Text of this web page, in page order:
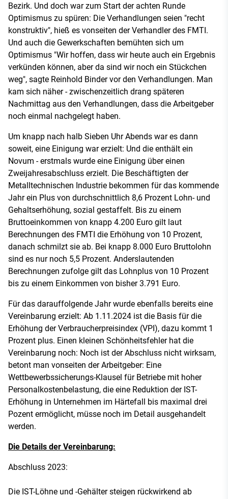
Bezirk. Und doch war zum Start der achten Runde
Optimismus zu spüren: Die Verhandlungen seien "recht
konstruktiv", hieß es vonseiten der Verhandler des FMTI.
Und auch die Gewerkschaften bemühten sich um
Optimismus "Wir hoffen, dass wir heute auch ein Ergebnis
verkünden können, aber da sind wir noch ein Stückchen
weg", sagte Reinhold Binder vor den Verhandlungen. Man
kam sich näher - zwischenzeitlich drang späteren
Nachmittag aus den Verhandlungen, dass die Arbeitgeber
noch einmal nachgelegt haben.
Um knapp nach halb Sieben Uhr Abends war es dann
soweit, eine Einigung war erzielt: Und die enthält ein
Novum - erstmals wurde eine Einigung über einen
Zweijahresabschluss erzielt. Die Beschäftigten der
Metalltechnischen Industrie bekommen für das kommende
Jahr ein Plus von durchschnittlich 8,6 Prozent Lohn- und
Gehaltserhöhung, sozial gestaffelt. Bis zu einem
Bruttoeinkommen von knapp 4.200 Euro gilt laut
Berechnungen des FMTI die Erhöhung von 10 Prozent,
danach schmilzt sie ab. Bei knapp 8.000 Euro Bruttolohn
sind es nur noch 5,5 Prozent. Anderslautenden
Berechnungen zufolge gilt das Lohnplus von 10 Prozent
bis zu einem Einkommen von bisher 3.791 Euro.
Für das darauffolgende Jahr wurde ebenfalls bereits eine
Vereinbarung erzielt: Ab 1.11.2024 ist die Basis für die
Erhöhung der Verbraucherpreisindex (VPI), dazu kommt 1
Prozent plus. Einen kleinen Schönheitsfehler hat die
Vereinbarung noch: Noch ist der Abschluss nicht wirksam,
betont man vonseiten der Arbeitgeber: Eine
Wettbewerbssicherungs-Klausel für Betriebe mit hoher
Personalkostenbelastung, die eine Reduktion der IST-
Erhöhung in Unternehmen im Härtefall bis maximal drei
Pozent ermöglicht, müsse noch im Detail ausgehandelt
werden.
Die Details der Vereinbarung:
Abschluss 2023:
Die IST-Löhne und -Gehälter steigen rückwirkend ab